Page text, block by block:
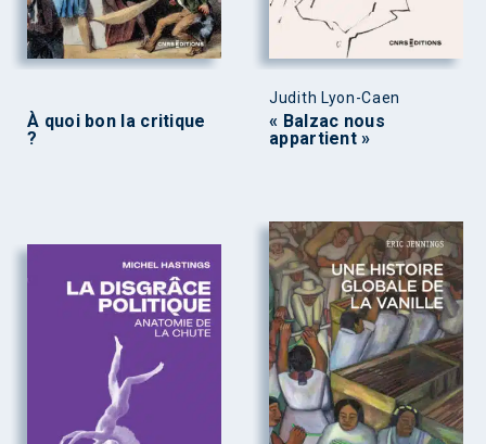
À quoi bon la critique
?
Judith Lyon-Caen
« Balzac nous
appartient »